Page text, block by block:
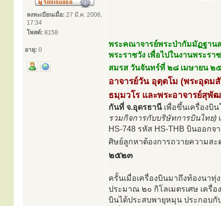
ลงทะเบียนเมื่อ: 27 มี.ค. 2006,
17:34
โพสต์: 8158
อายุ: 0
พระคณาจารย์พระป่ากัมมัฏฐาน
พระราชวัง เพื่อไปในงานพระร
สมรส วันจันทร์ที่ ๒๘ เมษายน
อาจารย์วัน อุตฺตโม (พระอุดม
ธมฺมวโร และพระอาจารย์สุ
กันที่ จ.อุดรธานีเพื่อขึ้นเครื่องบิ
รวมกิจการกับบริษัทการบินไทย)
HS-748 รหัส HS-THB บินออก
ศิษย์ลูกหาต้องการถวายความสะ
๒๕๒๓
ครั้นเมื่อเครื่องบินมาถึงท้องนาทุ่
ประมาณ ๒๐ กิโลเมตรเศษ เครื่อ
บินได้ประสบพายุหมุน ประกอบ